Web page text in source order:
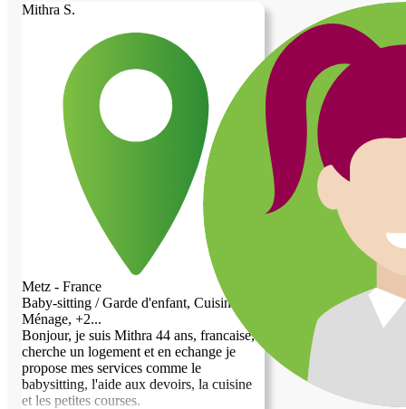
confiance et au bien-être des personnes
que j’accompagne. Je peux apporter mon
aide pour l’entretien du logement, la
préparation de repas simples, les courses,
l’accompagnement dans les gestes du
quotidien ainsi qu’une présence
rassurante. Mes qualités principales sont :
* Sérieuse et fiable * Ponctuelle et
organisée * Discrète et respectueuse de la
vie privée * Empathique et à l’écoute *
Patiente et attentionnée * Autonome et
adaptable Je souhaite proposer mes
services dans un cadre basé sur le respect,
la confiance et l’entraide. Mon objectif est
de créer une relation harmonieuse où
chacun peut bénéficier d’un
accompagnement de qualité et d’une
présence agréable au quotidien.
Cordialement, Carine
Mithra S.
Metz - France
Baby-sitting / Garde d'enfant, Cuisine,
Ménage, +2...
Bonjour, je suis Mithra 44 ans, francaise,
cherche un logement et en echange je
propose mes services comme le
babysitting, l'aide aux devoirs, la cuisine
et les petites courses.